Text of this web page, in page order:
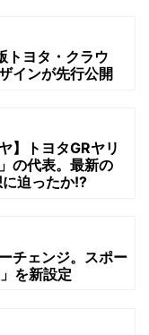
トヨタ・クラウ
インが先行公開
】トヨタGRヤリ
の代表。最新の
に迫ったか!?
チェンジ。スポー
を新設定